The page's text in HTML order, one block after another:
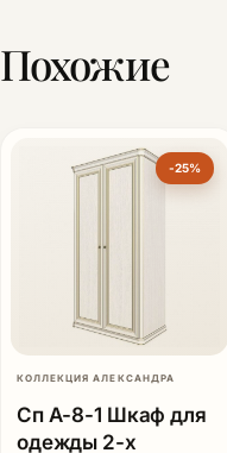
Похожие
-25%
КОЛЛЕКЦИЯ АЛЕКСАНДРА
Сп А-8-1 Шкаф для
одежды 2-х